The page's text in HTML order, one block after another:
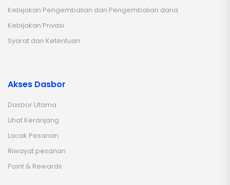
Kebijakan Pengembalian dan Pengembalian dana
Kebijakan Privasi
Syarat dan Ketentuan
Akses Dasbor
Dasbor Utama
Lihat Keranjang
Lacak Pesanan
Riwayat pesanan
Point & Rewards